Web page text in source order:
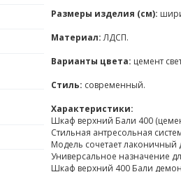
Размеры изделия (см):
Материал:ЛДСП.
Варианты цвета: цемент
Стиль: современный.
Характеристики:
Шкаф верхний Бали 400
Стильная антресольная
Модель сочетает
Универсальное назначение
Шкаф верхний 400 Бали